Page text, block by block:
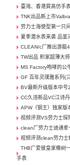
臺灣、香港買高仿手
TNK出品新上市
劳力士海使型第一只
夏季潜水表来袭 品鉴
CLEAN/c厂推出游艇
TW出品 积家超薄大
MS Factory咆哮的公
GF 百年灵璞雅系列(
BV最新升级版本中
CC久违新品VC江诗
APW（钢王）独家版
视频评测VS劳力士
clean厂劳力士迪通
视频评测clean劳力
THB厂爱彼皇家橡树
手表